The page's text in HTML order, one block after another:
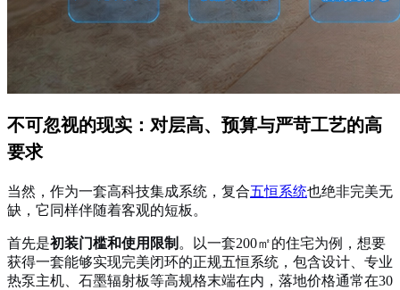
不可忽视的现实：对层高、预算与严苛工艺的高
要求
当然，作为一套高科技集成系统，复合五恒系统也绝非完美无
缺，它同样伴随着客观的短板。
首先是初装门槛和使用限制 。以一套200㎡的住宅为例，想要
获得一套能够实现完美闭环的正规五恒系统，包含设计、专业
热泵主机、石墨辐射板等高规格末端在内，落地价格通常在30